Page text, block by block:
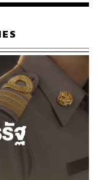
งงานในภูมิภาคยัง
าพลังงานสูงขึ้น
การเงินโลกตึงตัว
ในวงกว้างและ